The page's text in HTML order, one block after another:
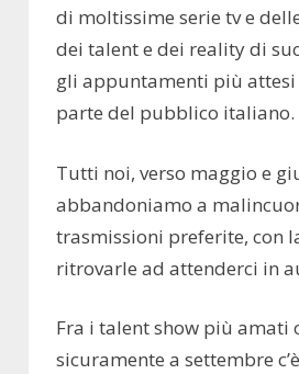
di moltissime serie tv e
dei talent e dei reality di
gli appuntamenti più
parte del pubblico italiano.
Tutti noi, verso maggio e
abbandoniamo a
trasmissioni preferite, con
ritrovarle ad attenderci in
Fra i talent show più amati
sicuramente a settembre c’è